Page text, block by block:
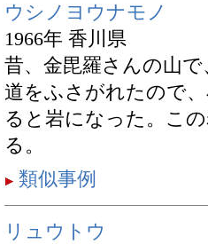
ウシノヨウナモノ
1966年 香川県
昔、金毘羅さんの山
道をふさがれたので
ると岩になった。こ
る。
類似事例
リュウトウ